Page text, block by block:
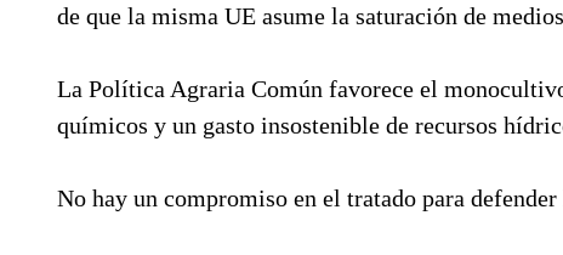
de que la misma UE asume la saturación de
La Política Agraria Común favorece el
químicos y un gasto insostenible de recursos
No hay un compromiso en el tratado para